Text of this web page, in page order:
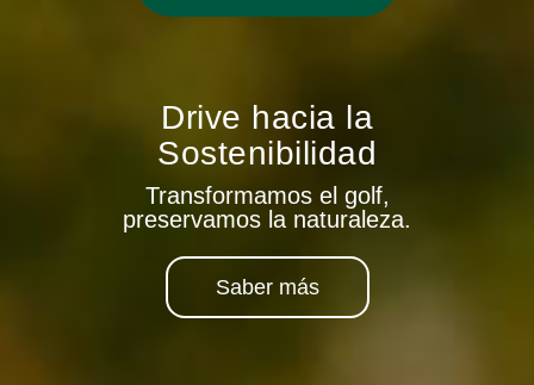
Drive hacia la
Sostenibilidad
Transformamos el golf,
preservamos la naturaleza.
Saber más